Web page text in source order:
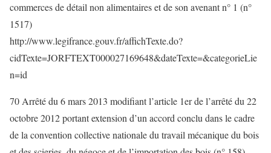
commerces de détail non alimentaires et de son avenant n° 1 (n°
1517)
http://www.legifrance.gouv.fr/affichTexte.do?
cidTexte=JORFTEXT000027169648&dateTexte=&categorieLie
n=id
70 Arrêté du 6 mars 2013 modifiant l’article 1er de l’arrêté du 22
octobre 2012 portant extension d’un accord conclu dans le cadre
de la convention collective nationale du travail mécanique du bois